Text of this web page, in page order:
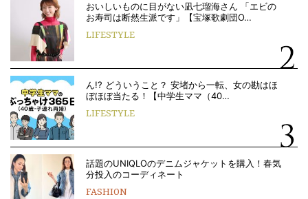
おいしいものに目がない凪七瑠海さん 「エビの
お寿司は断然生派です」【宝塚歌劇団O…
LIFESTYLE
ん!? どういうこと？ 安堵から一転、女の勘はほ
ぼほぼ当たる！【中学生ママ（40…
LIFESTYLE
話題のUNIQLOのデニムジャケットを購入！春気
分投入のコーディネート
FASHION